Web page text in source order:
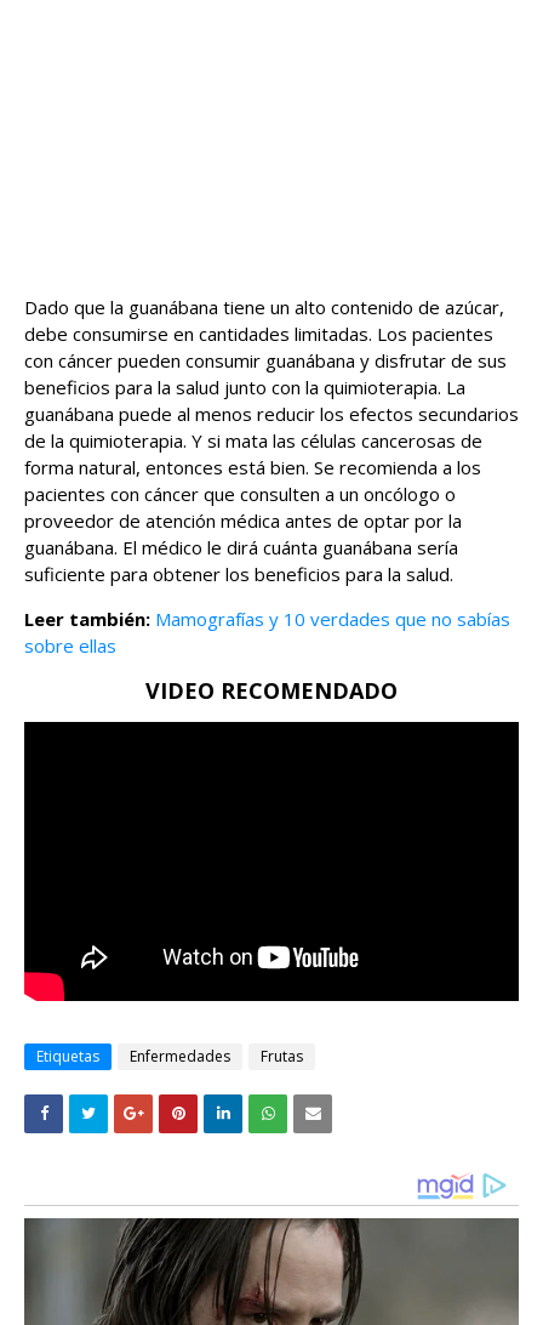
Dado que la guanábana tiene un alto contenido de azúcar,
debe consumirse en cantidades limitadas. Los pacientes
con cáncer pueden consumir guanábana y disfrutar de sus
beneficios para la salud junto con la quimioterapia. La
guanábana puede al menos reducir los efectos secundarios
de la quimioterapia. Y si mata las células cancerosas de
forma natural, entonces está bien. Se recomienda a los
pacientes con cáncer que consulten a un oncólogo o
proveedor de atención médica antes de optar por la
guanábana. El médico le dirá cuánta guanábana sería
suficiente para obtener los beneficios para la salud.
Leer también: Mamografías y 10 verdades que no sabías
sobre ellas
VIDEO RECOMENDADO
Etiquetas Enfermedades Frutas